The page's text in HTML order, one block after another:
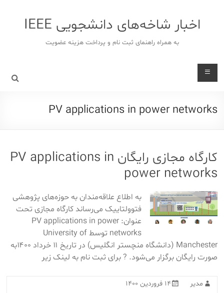
اخبار شاخه‌های دانشجویی IEEE
به همراه راهنمای ثبت نام و پرداخت هزینه عضویت
PV applications in power networks
کارگاه مجازی رایگان PV applications in
power networks
به اطلاع علاقه‌مندان به حوزه‌های پژوهشی
فتوولتاییک می‌رساند کارگاه مجازی تحت
عنوان: PV applications in power
networks توسط University of
Manchester (دانشگاه منچستر انگلیس) در تاریخ ۱۱ خرداد ۱۴۰۰به
صورت رایگان برگزار می‌شود. ? برای ثبت نام به لینک زیر
مدیر
۱۴ فروردین ۱۴۰۰